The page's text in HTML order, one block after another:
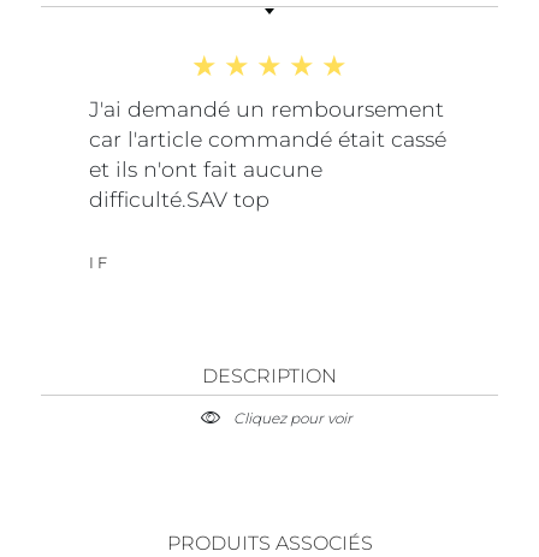
J'ai demandé un remboursement
car l'article commandé était cassé
et ils n'ont fait aucune
difficulté.SAV top
I F
DESCRIPTION
Cliquez pour voir
PRODUITS ASSOCIÉS